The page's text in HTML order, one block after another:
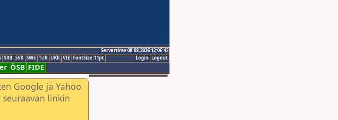
Servertime 08.08.2026 12:06:42
Logout
Login
SRB SVK SWE TUR UKR VIE FontSize:11pt
ÖSB FIDE
Google ja Yahoo
linkin